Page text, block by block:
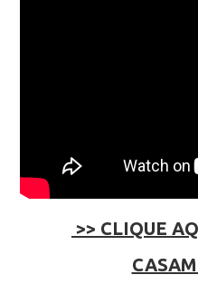
>> CLIQUE